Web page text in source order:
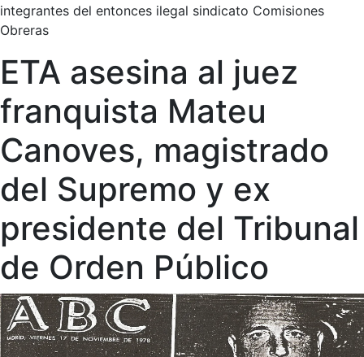
integrantes del entonces ilegal sindicato Comisiones
Obreras
ETA asesina al juez
franquista Mateu
Canoves, magistrado
del Supremo y ex
presidente del Tribunal
de Orden Público